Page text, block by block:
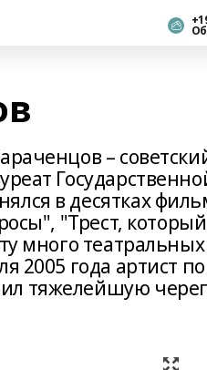
–
в десятках
"Трест, который
много театральных
2005 года артист
тяжелейшую